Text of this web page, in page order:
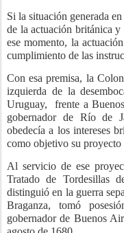
Si la situación generada
de la actuación británica y
ese momento, la
cumplimiento de las
Con esa premisa, la
izquierda de la
Uruguay,
frente a
gobernador de Río de
obedecía a los intereses
como objetivo su
Al servicio de ese
Tratado de Tordesillas
distinguió en la guerra
Braganza, tomó
gobernador de Buenos